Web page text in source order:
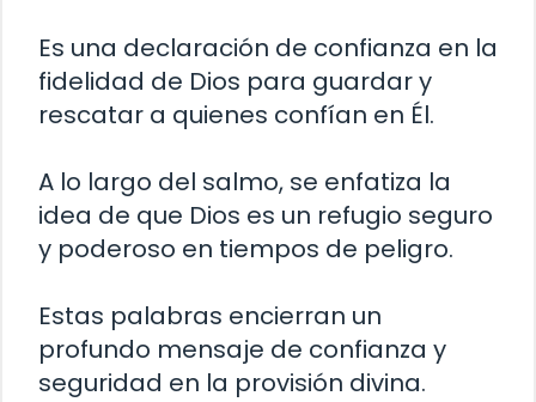
Es una declaración de confianza en la
fidelidad de Dios para guardar y
rescatar a quienes confían en Él.
A lo largo del salmo, se enfatiza la
idea de que Dios es un refugio seguro
y poderoso en tiempos de peligro.
Estas palabras encierran un
profundo mensaje de confianza y
seguridad en la provisión divina.